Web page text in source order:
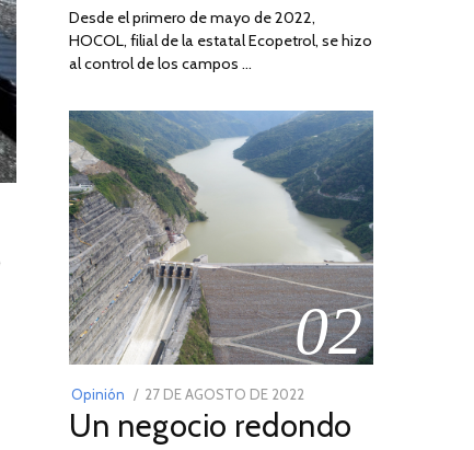
Desde el primero de mayo de 2022,
HOCOL, filial de la estatal Ecopetrol, se hizo
al control de los campos …
02
Opinión
POSTED
ON
27 DE AGOSTO DE 2022
DE
Un negocio redondo